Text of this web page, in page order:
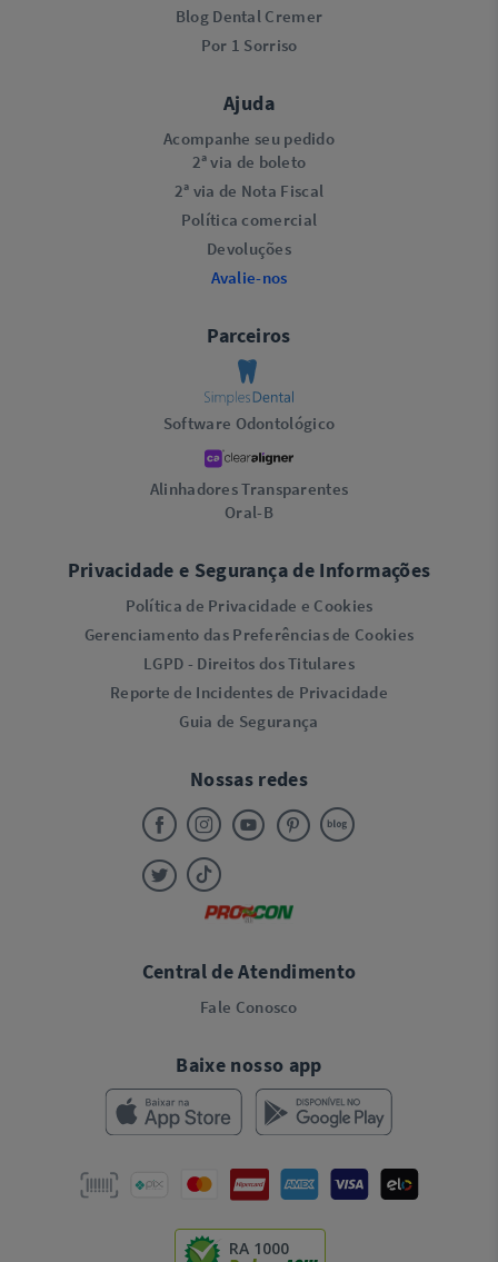
Blog Dental Cremer
Por 1 Sorriso
Ajuda
Acompanhe seu pedido
2ª via de boleto
2ª via de Nota Fiscal
Política comercial
Devoluções
Avalie-nos
Parceiros
Software Odontológico
Alinhadores Transparentes
Oral-B
Privacidade e Segurança de Informações
Política de Privacidade e Cookies
Gerenciamento das Preferências de Cookies
LGPD - Direitos dos Titulares
Reporte de Incidentes de Privacidade
Guia de Segurança
Nossas redes
Central de Atendimento
Fale Conosco
Baixe nosso app
RA 1000